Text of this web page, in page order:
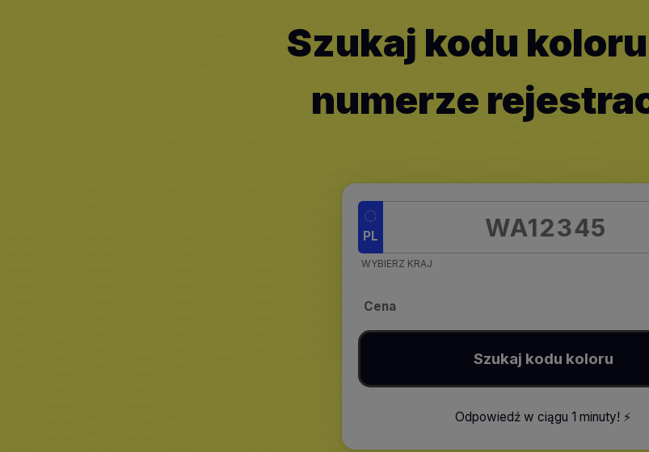
Szukaj kodu
numerze
PL
WYBIERZ KRAJ
Cena
Szukaj kodu koloru
Odpowiedź w ciągu 1 minuty! ⚡️